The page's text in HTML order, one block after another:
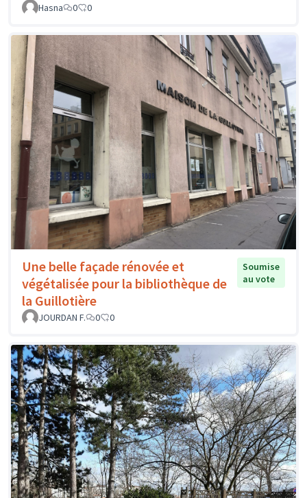
Hasna
0 0
Une belle façade rénovée et
végétalisée pour la bibliothèque de
la Guillotière
Soumise
au vote
JOURDAN F. 0 0